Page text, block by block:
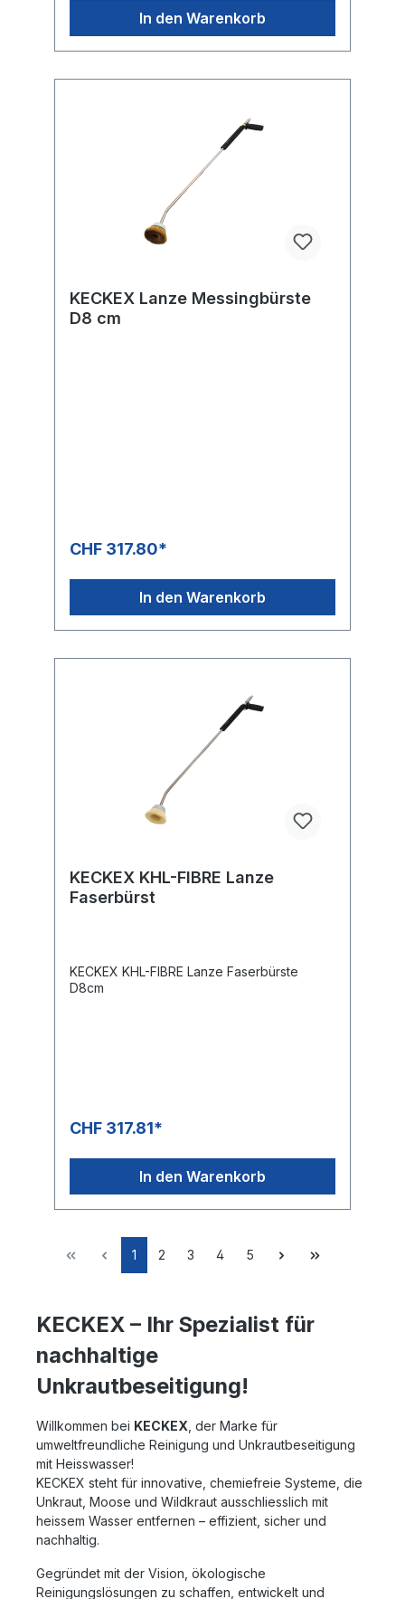
In den Warenkorb
KECKEX Lanze Messingbürste
D8 cm
CHF 317.80*
In den Warenkorb
KECKEX KHL-FIBRE Lanze
Faserbürst
KECKEX KHL-FIBRE Lanze Faserbürste
D8cm
CHF 317.81*
In den Warenkorb
1 2 3 4 5
KECKEX – Ihr Spezialist für
nachhaltige
Unkrautbeseitigung!
Willkommen bei KECKEX , der Marke für
umweltfreundliche Reinigung und Unkrautbeseitigung
mit Heisswasser!
KECKEX steht für innovative, chemiefreie Systeme, die
Unkraut, Moose und Wildkraut ausschliesslich mit
heissem Wasser entfernen – effizient, sicher und
nachhaltig.
Gegründet mit der Vision, ökologische
Reinigungslösungen zu schaffen, entwickelt und